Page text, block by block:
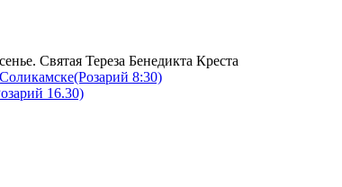
Святая Тереза Бенедикта Креста
8:30)
16.30)